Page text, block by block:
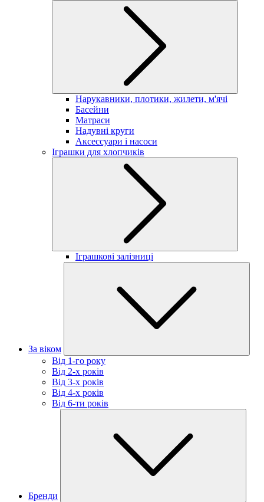
Нарукавники, плотики, жилети, м'ячі
Басейни
Матраси
Надувні круги
Аксессуари і насоси
Іграшки для хлопчиків
Іграшкові залізниці
За віком
Від 1-го року
Від 2-х років
Від 3-х років
Від 4-х років
Від 6-ти років
Бренди